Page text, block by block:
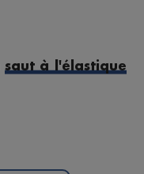
saut à l'élastique